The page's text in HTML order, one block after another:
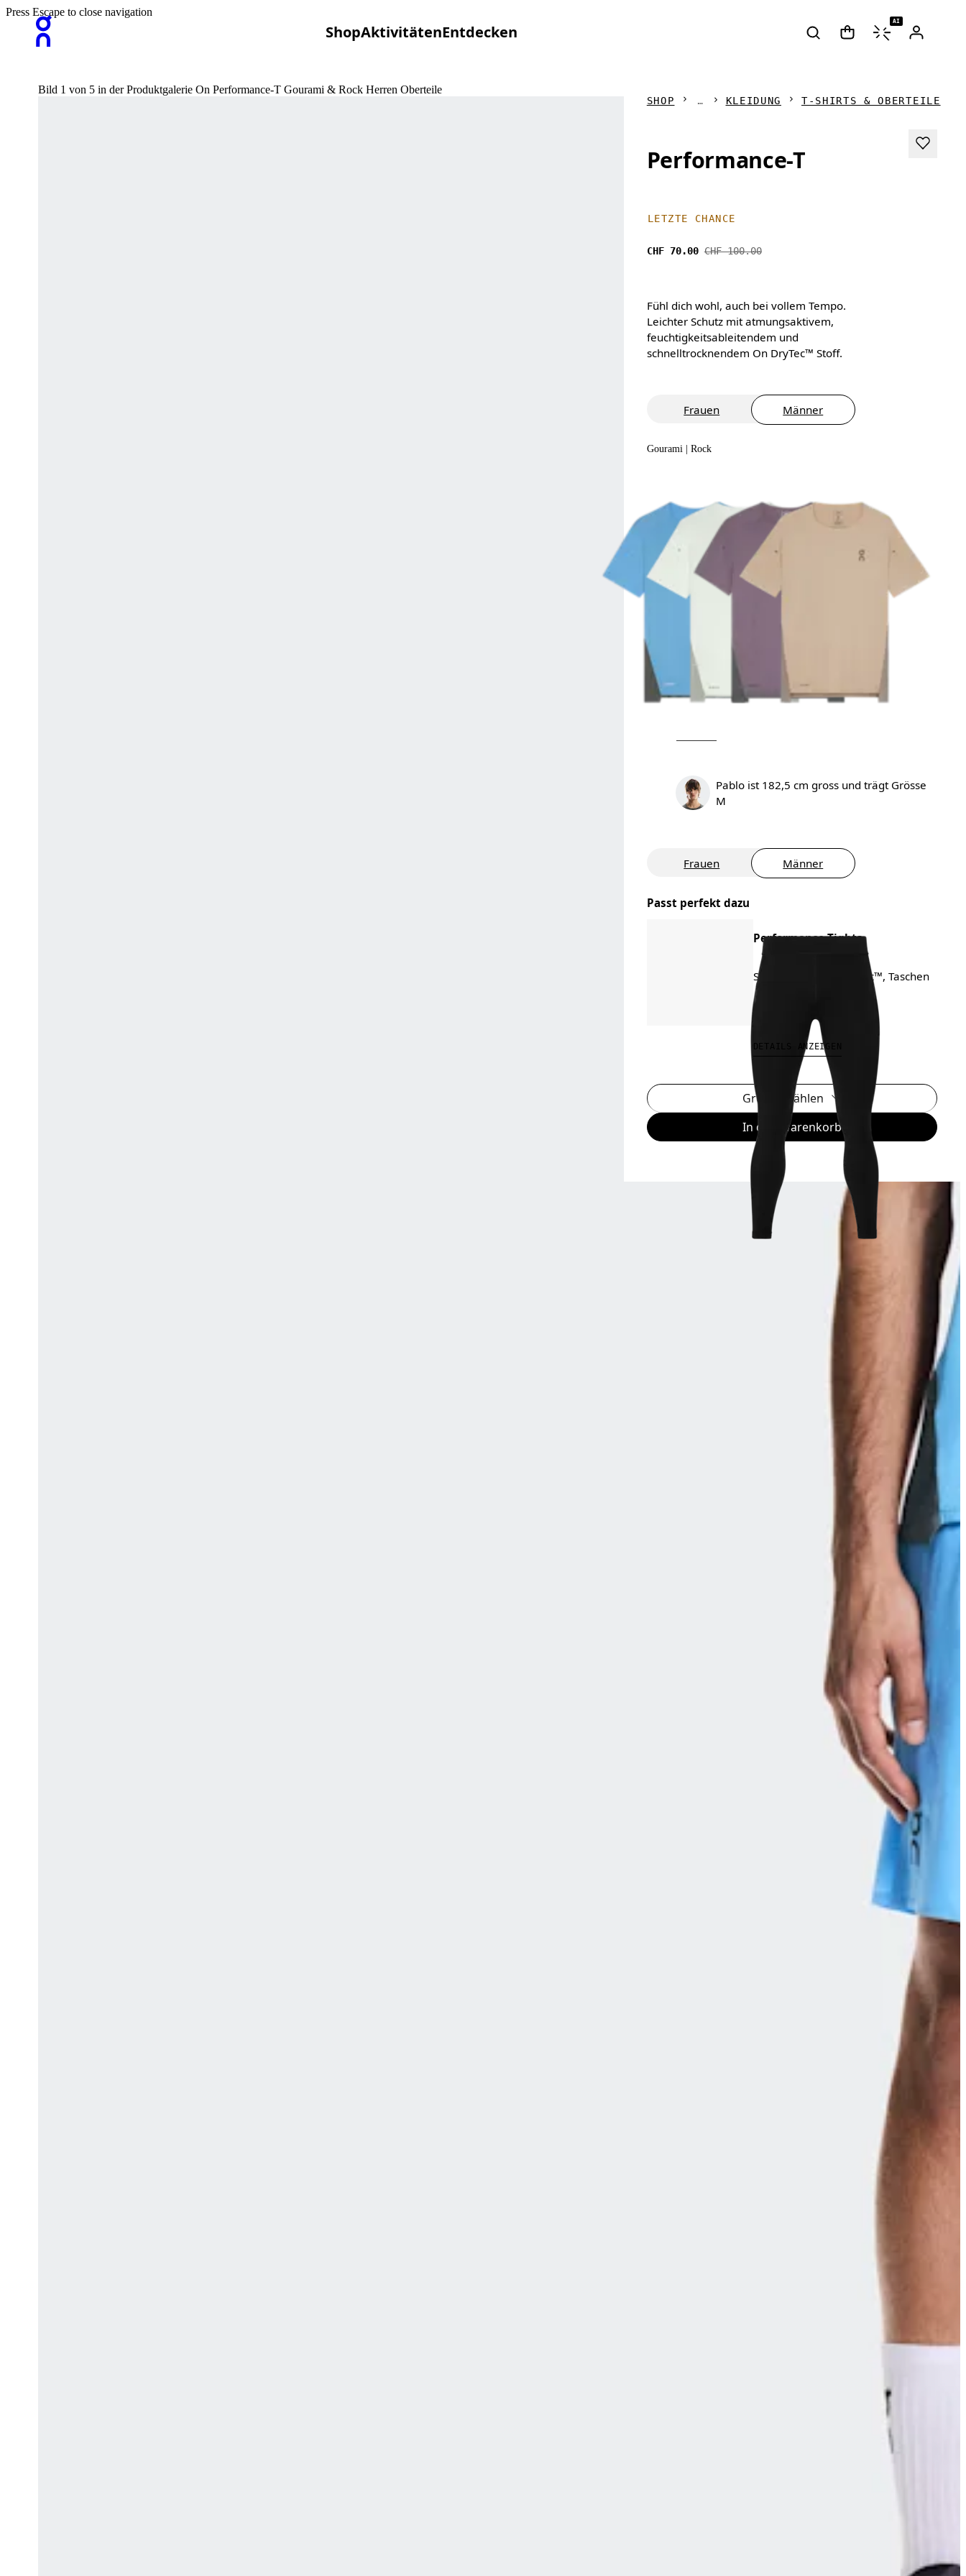
ShopAktivitätenEntdecken
AI
Press Escape to close navigation
Bild 1 von 5 in der Produktgalerie On Performance-T Gourami & Rock Herren Oberteile
SHOP KLEIDUNG T-SHIRTS & OBERTEILE
Performance-T
LETZTE CHANCE
CHF 70.00 CHF 100.00
Fühl dich wohl, auch bei vollem Tempo.
Leichter Schutz mit atmungsaktivem,
feuchtigkeitsableitendem und
schnelltrocknendem On DryTec™ Stoff.
Frauen Männer
Gourami | Rock
Pablo ist 182,5 cm gross und trägt Grösse
M
Frauen Männer
Passt perfekt dazu
Performance Tights
Strassenlauf, On DryTec™, Taschen
CHF 140.00
DETAILS ANZEIGEN
Grösse wählen
In den Warenkorb